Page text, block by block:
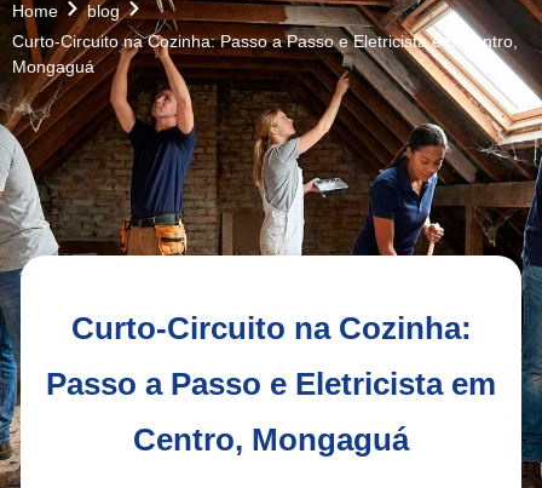
Home
blog
Curto-Circuito na Cozinha: Passo a Passo e Eletricista em Centro,
Mongaguá
Curto-Circuito na Cozinha:
Passo a Passo e Eletricista em
Centro, Mongaguá